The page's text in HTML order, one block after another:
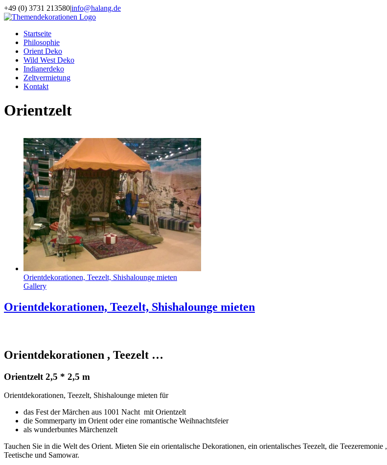
Skip
to
+49 (0) 3731 213580|info@halang.de
Startseite
Philosophie
Orient Deko
Wild West Deko
Indianerdeko
Zeltvermietung
Kontakt
Orientzelt
Orientdekorationen, Teezelt, Shishalounge mieten
Gallery
Orientdekorationen, Teezelt, Shishalounge mieten
Orientdekorationen , Teezelt …
Orientzelt 2,5 * 2,5 m
Orientdekorationen, Teezelt, Shishalounge mieten für
das Fest der Märchen aus 1001 Nacht mit Orientzelt
die Sommerparty im Orient oder eine romantische Weihnachtsfeier
als wunderbuntes Märchenzelt
Tauchen Sie in die Welt des Orient. Mieten Sie ein orientalische Dekorationen, ein orientalisches Teezelt, die
Teetische und Samowar.